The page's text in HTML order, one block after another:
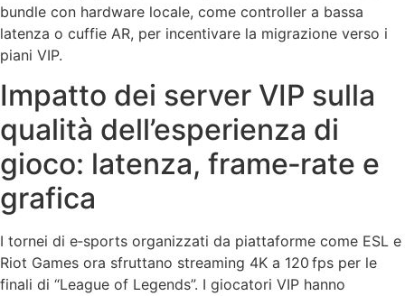
bundle con hardware locale, come controller a bassa
latenza o cuffie AR, per incentivare la migrazione verso i
piani VIP.
Impatto dei server VIP sulla
qualità dell’esperienza di
gioco: latenza, frame‑rate e
grafica
I tornei di e‑sports organizzati da piattaforme come ESL e
Riot Games ora sfruttano streaming 4K a 120 fps per le
finali di “League of Legends”. I giocatori VIP hanno